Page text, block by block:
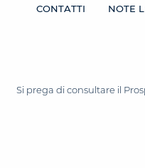
CONTATTI NOTE
Si prega di consultare il